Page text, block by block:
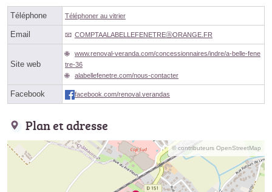
Téléphone Téléphoner au vitrier
Email COMPTAALABELLEFENETREⓐORANGE.FR
Site web
www.renoval-veranda.com/concessionnaires/indre/a-belle-fene
tre-36
alabellefenetre.com/nous-contacter
Facebook facebook.com/renoval.verandas
Plan et adresse
© contributeurs OpenStreetMap